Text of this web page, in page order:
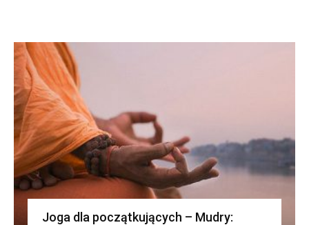
Joga dla początkujących – Mudry: